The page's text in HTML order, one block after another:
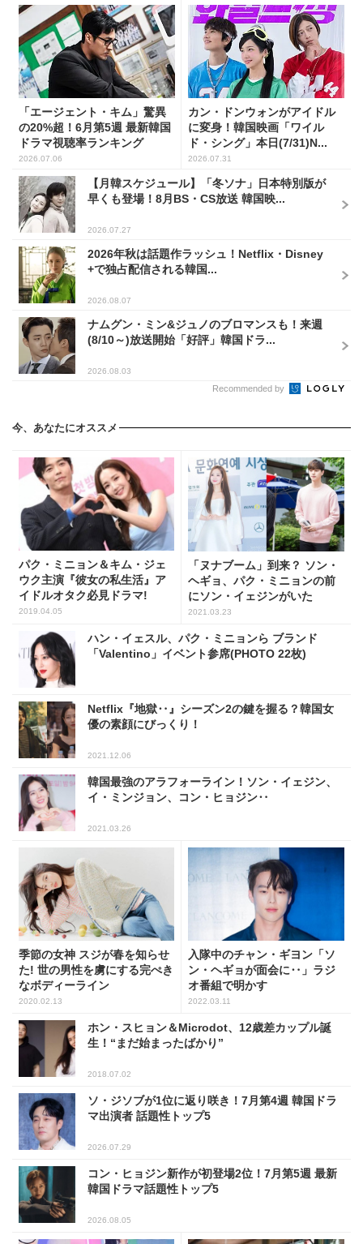
「エージェント・キム」驚異
の20%超！6月第5週 最新韓国
ドラマ視聴率ランキング
2026.07.06
カン・ドンウォンがアイドル
に変身！韓国映画「ワイル
ド・シング」本日(7/31)N...
2026.07.31
【月韓スケジュール】「冬ソナ」日本特別版が
早くも登場！8月BS・CS放送 韓国映...
2026.07.27
2026年秋は話題作ラッシュ！Netflix・Disney
+で独占配信される韓国...
2026.08.07
ナムグン・ミン&ジュノのブロマンスも！来週
(8/10～)放送開始「好評」韓国ドラ...
2026.08.03
Recommended by
今、あなたにオススメ
パク・ミニョン＆キム・ジェ
ウク主演『彼女の私生活』ア
イドルオタク必見ドラマ!
2019.04.05
「ヌナブーム」到来？ ソン・
ヘギョ、パク・ミニョンの前
にソン・イェジンがいた
2021.03.23
ハン・イェスル、パク・ミニョンら ブランド
「Valentino」イベント参席(PHOTO 22枚)
Netflix『地獄‥』シーズン2の鍵を握る？韓国女
優の素顔にびっくり！
2021.12.06
韓国最強のアラフォーライン！ソン・イェジン、
イ・ミンジョン、コン・ヒョジン‥
2021.03.26
季節の女神 スジが春を知らせ
た! 世の男性を虜にする完ぺき
なボディーライン
2020.02.13
入隊中のチャン・ギヨン「ソ
ン・ヘギョが面会に‥」ラジ
オ番組で明かす
2022.03.11
ホン・スヒョン＆Microdot、12歳差カップル誕
生！“まだ始まったばかり”
2018.07.02
ソ・ジソブが1位に返り咲き！7月第4週 韓国ドラ
マ出演者 話題性トップ5
2026.07.29
コン・ヒョジン新作が初登場2位！7月第5週 最新
韓国ドラマ話題性トップ5
2026.08.05